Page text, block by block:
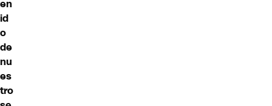
en
id
o
de
nu
es
tro